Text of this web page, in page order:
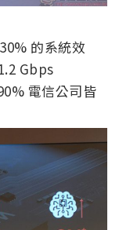
的系統效
Gbps
電信公司皆